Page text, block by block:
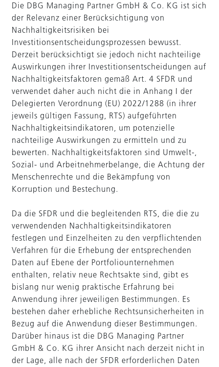
Die DBG Managing Partner GmbH & Co. KG ist sich
der Relevanz einer Berücksichtigung von
Nachhaltigkeitsrisiken bei
Investitionsentscheidungsprozessen bewusst.
Derzeit berücksichtigt sie jedoch nicht nachteilige
Auswirkungen ihrer Investitionsentscheidungen auf
Nachhaltigkeitsfaktoren gemäß Art. 4 SFDR und
verwendet daher auch nicht die in Anhang I der
Delegierten Verordnung (EU) 2022/1288 (in ihrer
jeweils gültigen Fassung, RTS) aufgeführten
Nachhaltigkeitsindikatoren, um potenzielle
nachteilige Auswirkungen zu ermitteln und zu
bewerten. Nachhaltigkeitsfaktoren sind Umwelt-,
Sozial- und Arbeitnehmerbelange, die Achtung der
Menschenrechte und die Bekämpfung von
Korruption und Bestechung.
Da die SFDR und die begleitenden RTS, die die zu
verwendenden Nachhaltigkeitsindikatoren
festlegen und Einzelheiten zu den verpflichtenden
Verfahren für die Erhebung der entsprechenden
Daten auf Ebene der Portfoliounternehmen
enthalten, relativ neue Rechtsakte sind, gibt es
bislang nur wenig praktische Erfahrung bei
Anwendung ihrer jeweiligen Bestimmungen. Es
bestehen daher erhebliche Rechtsunsicherheiten in
Bezug auf die Anwendung dieser Bestimmungen.
Darüber hinaus ist die DBG Managing Partner
GmbH & Co. KG ihrer Ansicht nach derzeit nicht in
der Lage, alle nach der SFDR erforderlichen Daten